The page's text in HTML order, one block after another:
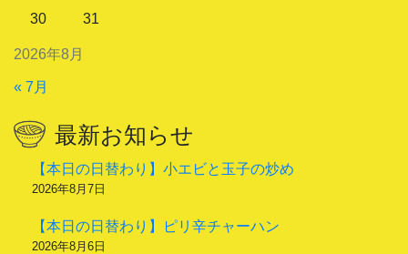
2026年8月
30
31
« 7月
最新お知らせ
【本日の日替わり】小エビと玉子の炒め
2026年8月7日
【本日の日替わり】ピリ辛チャーハン
2026年8月6日